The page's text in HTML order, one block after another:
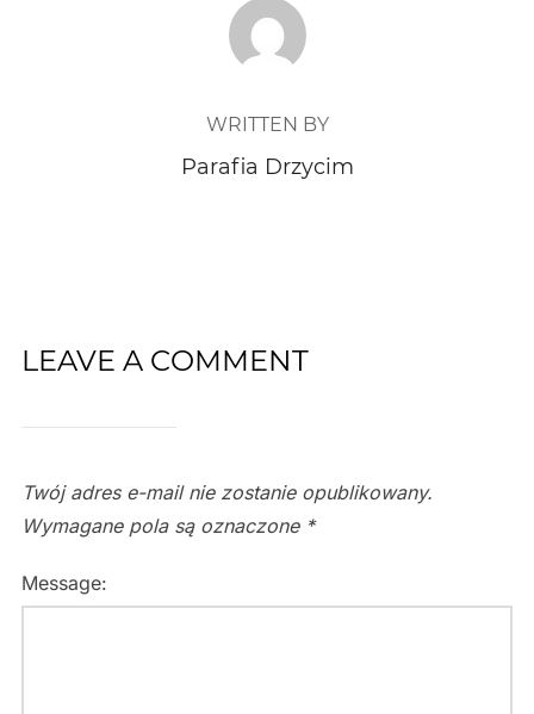
POST AUTHOR
WRITTEN BY
Parafia Drzycim
LEAVE A COMMENT
Twój adres e-mail nie zostanie opublikowany.
Wymagane pola są oznaczone *
Message: